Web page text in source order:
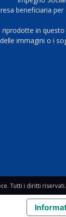
beneficiaria
in
immagini o i
Tutti i diritti riservati.